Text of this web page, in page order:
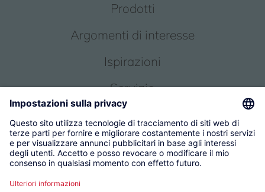
Prodotti
Argomenti di interesse
Ispirazioni
Servizio
Chi siamo
© 2026 KWC Group Management AG